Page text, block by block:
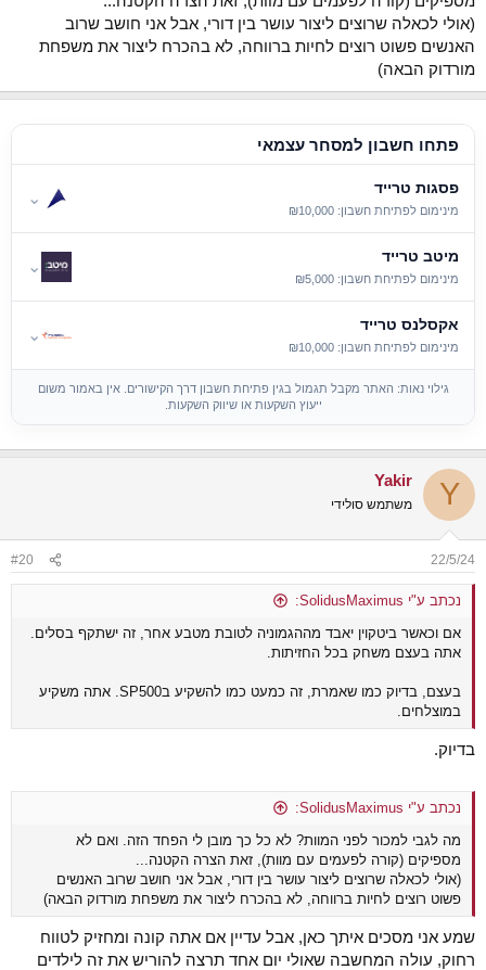
(אולי לכאלה שרוצים ליצור עושר בין דורי, אבל אני חושב שרוב
האנשים פשוט רוצים לחיות ברווחה, לא בהכרח ליצור את משפחת
מורדוק הבאה)
פתחו חשבון למסחר עצמאי
פסגות טרייד
מינימום לפתיחת חשבון: ₪10,000
⌄
מיטב טרייד
מינימום לפתיחת חשבון: ₪5,000
⌄
אקסלנס טרייד
מינימום לפתיחת חשבון: ₪10,000
⌄
גילוי נאות: האתר מקבל תגמול בגין פתיחת חשבון דרך הקישורים. אין באמור משום
ייעוץ השקעות או שיווק השקעות.
Y
Yakir
משתמש סולידי
22/5/24
#20
נכתב ע"י SolidusMaximus:
אם וכאשר ביטקוין יאבד מההגמוניה לטובת מטבע אחר, זה ישתקף בסלים.
אתה בעצם משחק בכל החזיתות.
בעצם, בדיוק כמו שאמרת, זה כמעט כמו להשקיע בSP500. אתה משקיע
במוצלחים.
בדיוק.
נכתב ע"י SolidusMaximus:
מה לגבי למכור לפני המוות? לא כל כך מובן לי הפחד הזה. ואם לא
מספיקים (קורה לפעמים עם מוות), זאת הצרה הקטנה...
(אולי לכאלה שרוצים ליצור עושר בין דורי, אבל אני חושב שרוב האנשים
פשוט רוצים לחיות ברווחה, לא בהכרח ליצור את משפחת מורדוק הבאה)
שמע אני מסכים איתך כאן, אבל עדיין אם אתה קונה ומחזיק לטווח
רחוק, עולה המחשבה שאולי יום אחד תרצה להוריש את זה לילדים